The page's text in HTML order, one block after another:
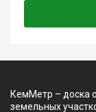
КемМетр – доска
земельных